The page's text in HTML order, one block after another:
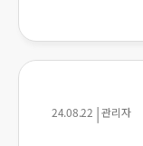
24.08.22 |관리자